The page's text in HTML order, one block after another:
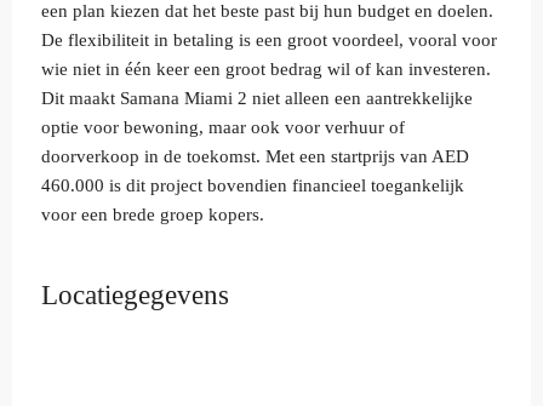
een plan kiezen dat het beste past bij hun budget en doelen.
De flexibiliteit in betaling is een groot voordeel, vooral voor
wie niet in één keer een groot bedrag wil of kan investeren.
Dit maakt Samana Miami 2 niet alleen een aantrekkelijke
optie voor bewoning, maar ook voor verhuur of
doorverkoop in de toekomst. Met een startprijs van AED
460.000 is dit project bovendien financieel toegankelijk
voor een brede groep kopers.
Locatiegegevens